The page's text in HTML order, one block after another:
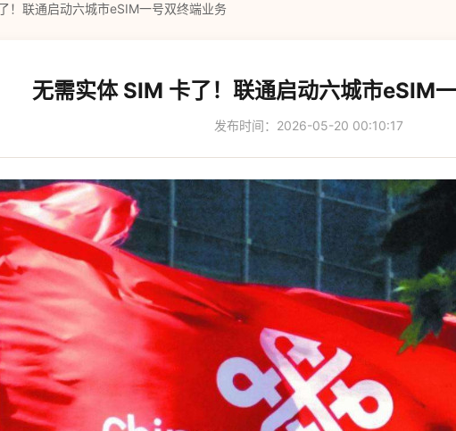
！联通启动六城市eSIM一号双终端业务
无需实体 SIM 卡了！联通启动六城市eSIM
发布时间：2026-05-20 00:10:17